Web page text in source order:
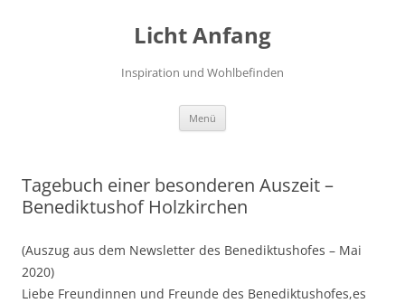
Licht Anfang
Inspiration und Wohlbefinden
Menü
Tagebuch einer besonderen Auszeit –
Benediktushof Holzkirchen
(Auszug aus dem Newsletter des Benediktushofes – Mai
2020)
Liebe Freundinnen und Freunde des Benediktushofes,es